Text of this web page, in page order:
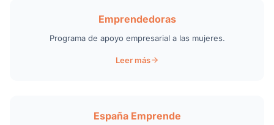
Emprendedoras
Programa de apoyo empresarial a las mujeres.
Leer más
España Emprende